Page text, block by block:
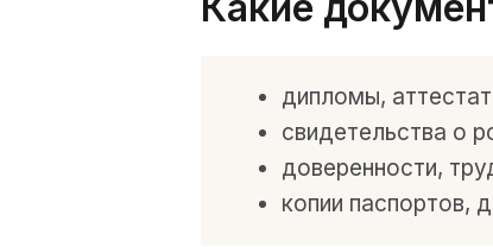
дипломы,
свидетельства о
доверенности,
копии паспортов,